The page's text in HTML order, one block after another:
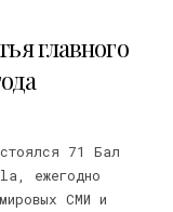
главного
71 Бал
ежегодно
СМИ и